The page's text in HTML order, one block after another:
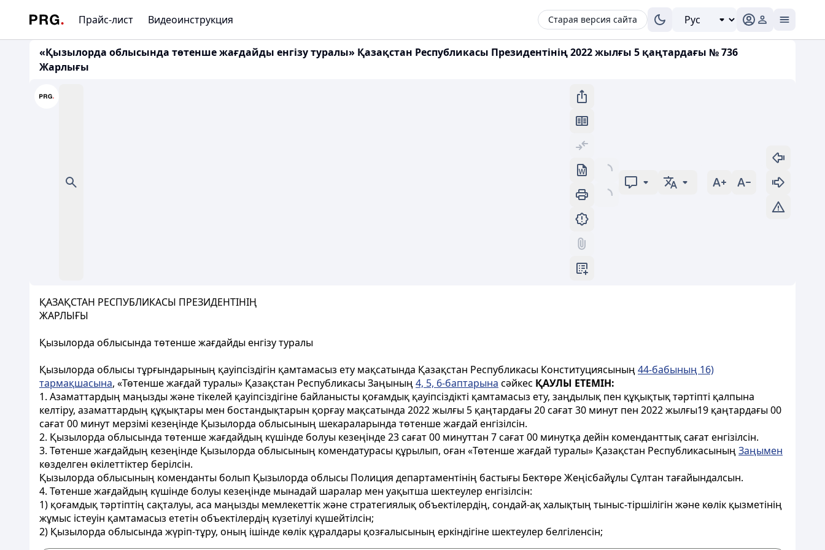
Прайс-лист Видеоинструкция Старая версия сайта
«Қызылорда облысында төтенше жағдайды енгізу туралы» Қазақстан Республикасы Президентінің 2022 жылғы 5 қаңтардағы № 736
Жарлығы
ҚАЗАҚСТАН РЕСПУБЛИКАСЫ ПРЕЗИДЕНТІНІҢ
ЖАРЛЫҒЫ
Қызылорда облысында төтенше жағдайды енгізу туралы
Қызылорда облысы тұрғындарының қауіпсіздігін қамтамасыз ету мақсатында Қазақстан Республикасы Конституциясының44-бабының 16)
тармақшасына, «Төтенше жағдай туралы» Қазақстан Республикасы Заңының4, 5, 6-баптарына сәйкес ҚАУЛЫ ЕТЕМІН:
1. Азаматтардың маңызды және тікелей қауіпсіздігіне байланысты қоғамдық қауіпсіздікті қамтамасыз ету, заңдылық пен құқықтық тәртіпті қалпына
келтіру, азаматтардың құқықтары мен бостандықтарын қорғау мақсатында 2022 жылғы 5 қаңтардағы 20 сағат 30 минут пен 2022 жылғы19 қаңтардағы 00
сағат 00 минут мерзімі кезеңінде Қызылорда облысының шекараларында төтенше жағдай енгізілсін.
2. Қызылорда облысында төтенше жағдайдың күшінде болуы кезеңінде 23 сағат 00 минуттан 7 сағат 00 минутқа дейін коменданттық сағат енгізілсін.
3. Төтенше жағдайдың кезеңінде Қызылорда облысының комендатурасы құрылып, оған «Төтенше жағдай туралы» Қазақстан РеспубликасыныңЗаңымен
көзделген өкілеттіктер берілсін.
Қызылорда облысының коменданты болып Қызылорда облысы Полиция департаментінің бастығы Бектөре Жеңісбайұлы Сұлтан тағайындалсын.
4. Төтенше жағдайдың күшінде болуы кезеңінде мынадай шаралар мен уақытша шектеулер енгізілсін:
1) қоғамдық тәртіптің сақталуы, аса маңызды мемлекеттік және стратегиялық объектілердің, сондай-ақ халықтың тыныс-тіршілігін және көлік қызметінің
жұмыс істеуін қамтамасыз ететін объектілердің күзетілуі күшейтілсін;
2) Қызылорда облысында жүріп-тұру, оның ішінде көлік құралдары қозғалысының еркіндігіне шектеулер белгіленсін;